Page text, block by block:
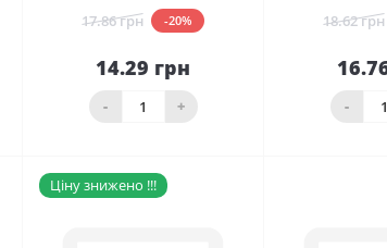
17.86 грн -20%
14.29 грн
- +
До
кошика
18.62 грн
-
Ціну знижено !!!